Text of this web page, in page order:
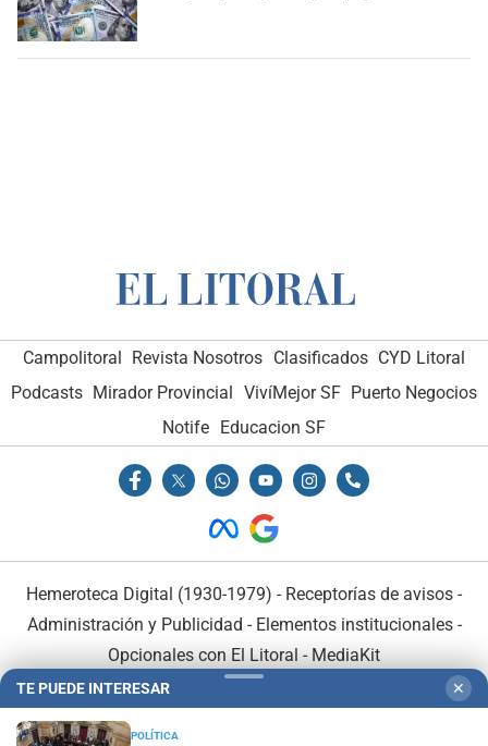
Campolitoral Revista Nosotros Clasificados CYD Litoral
Podcasts Mirador Provincial VivíMejor SF Puerto Negocios
Notife Educacion SF
Hemeroteca Digital (1930-1979) - Receptorías de avisos -
Administración y Publicidad - Elementos institucionales-
Opcionales con El Litoral - MediaKit
TE PUEDE INTERESAR ✕
POLÍTICA